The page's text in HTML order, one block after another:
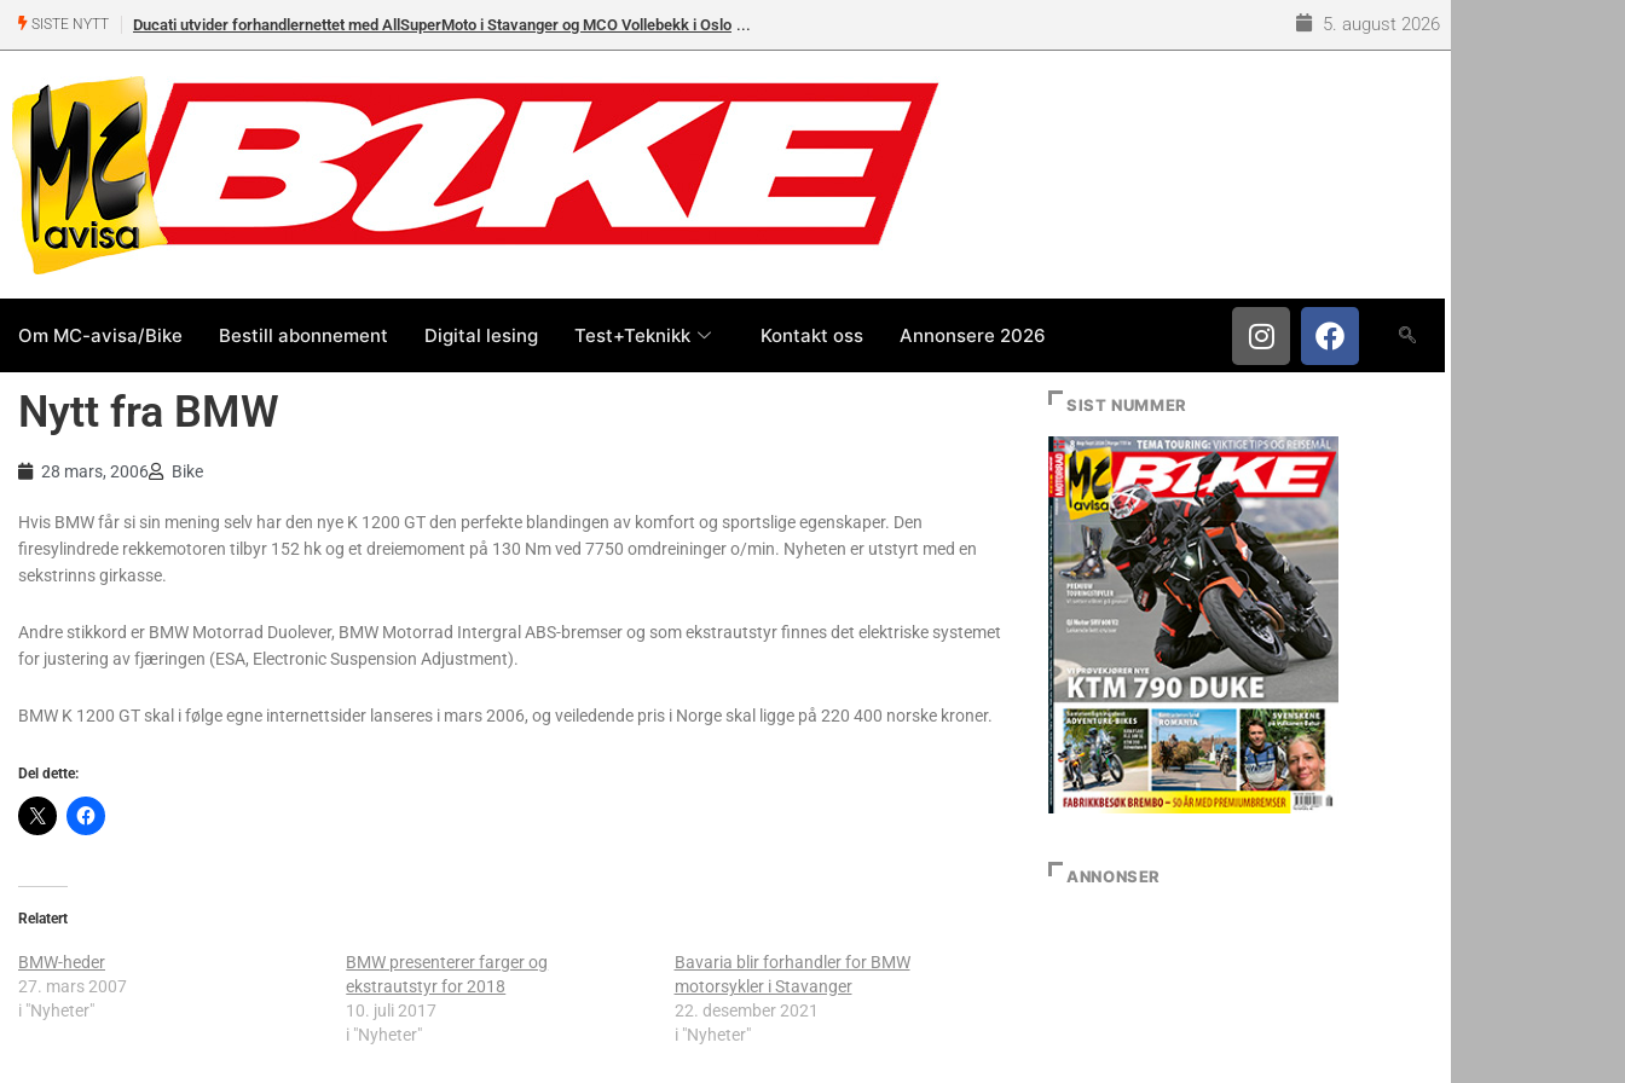
SISTE NYTT Ducati utvider forhandlernettet med AllSuperMoto i Stavanger og MCO Vollebekk i Oslo 5. august 2026
Om MC-avisa/Bike Bestill abonnement Digital lesing Test+Teknikk Kontakt oss Annonsere 2026
Nytt fra BMW
28 mars, 2006 Bike
Hvis BMW får si sin mening selv har den nye K 1200 GT den perfekte blandingen av komfort og sportslige egenskaper. Den
firesylindrede rekkemotoren tilbyr 152 hk og et dreiemoment på 130 Nm ved 7750 omdreininger o/min. Nyheten er utstyrt med en
sekstrinns girkasse.
Andre stikkord er BMW Motorrad Duolever, BMW Motorrad Intergral ABS-bremser og som ekstrautstyr finnes det elektriske systemet
for justering av fjæringen (ESA, Electronic Suspension Adjustment).
BMW K 1200 GT skal i følge egne internettsider lanseres i mars 2006, og veiledende pris i Norge skal ligge på 220 400 norske kroner.
Del dette:
Relatert
BMW-heder
27. mars 2007
i "Nyheter"
BMW presenterer farger og
ekstrautstyr for 2018
10. juli 2017
i "Nyheter"
Bavaria blir forhandler for BMW
motorsykler i Stavanger
22. desember 2021
i "Nyheter"
SIST NUMMER
ANNONSER